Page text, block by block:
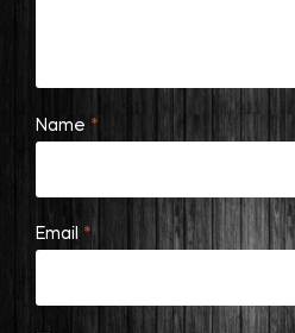
Name *
Email *